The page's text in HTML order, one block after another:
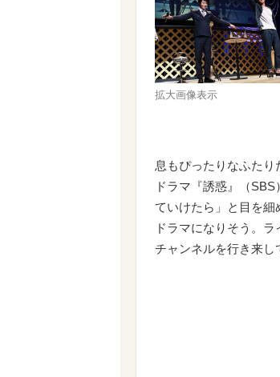
拡大画像表示
息もぴったりなふた
ドラマ『誘惑』（
ていけたら」と目を
ドラマになりそう。
チャンネルを行き来し